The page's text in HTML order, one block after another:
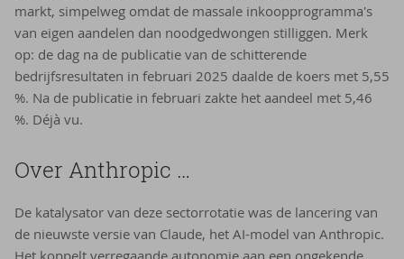
markt, simpelweg omdat de massale inkoopprogramma's
van eigen aandelen dan noodgedwongen stilliggen. Merk
op: de dag na de publicatie van de schitterende
bedrijfsresultaten in februari 2025 daalde de koers met 5,55
%. Na de publicatie in februari zakte het aandeel met 5,46
%. Déjà vu.
Over An­thro­pic …
De katalysator van deze sectorrotatie was de lancering van
de nieuwste versie van Claude, het AI-model van Anthropic.
Het koppelt verregaande autonomie aan een ongekende